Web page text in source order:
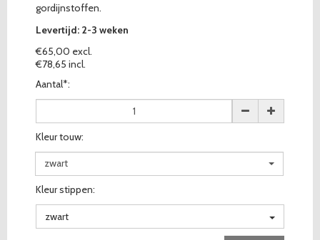
gordijnstoffen.
Levertijd: 2-3 weken
€65,00 excl.
€78,65 incl.
Aantal*:
Kleur touw:
zwart
Kleur stippen:
zwart